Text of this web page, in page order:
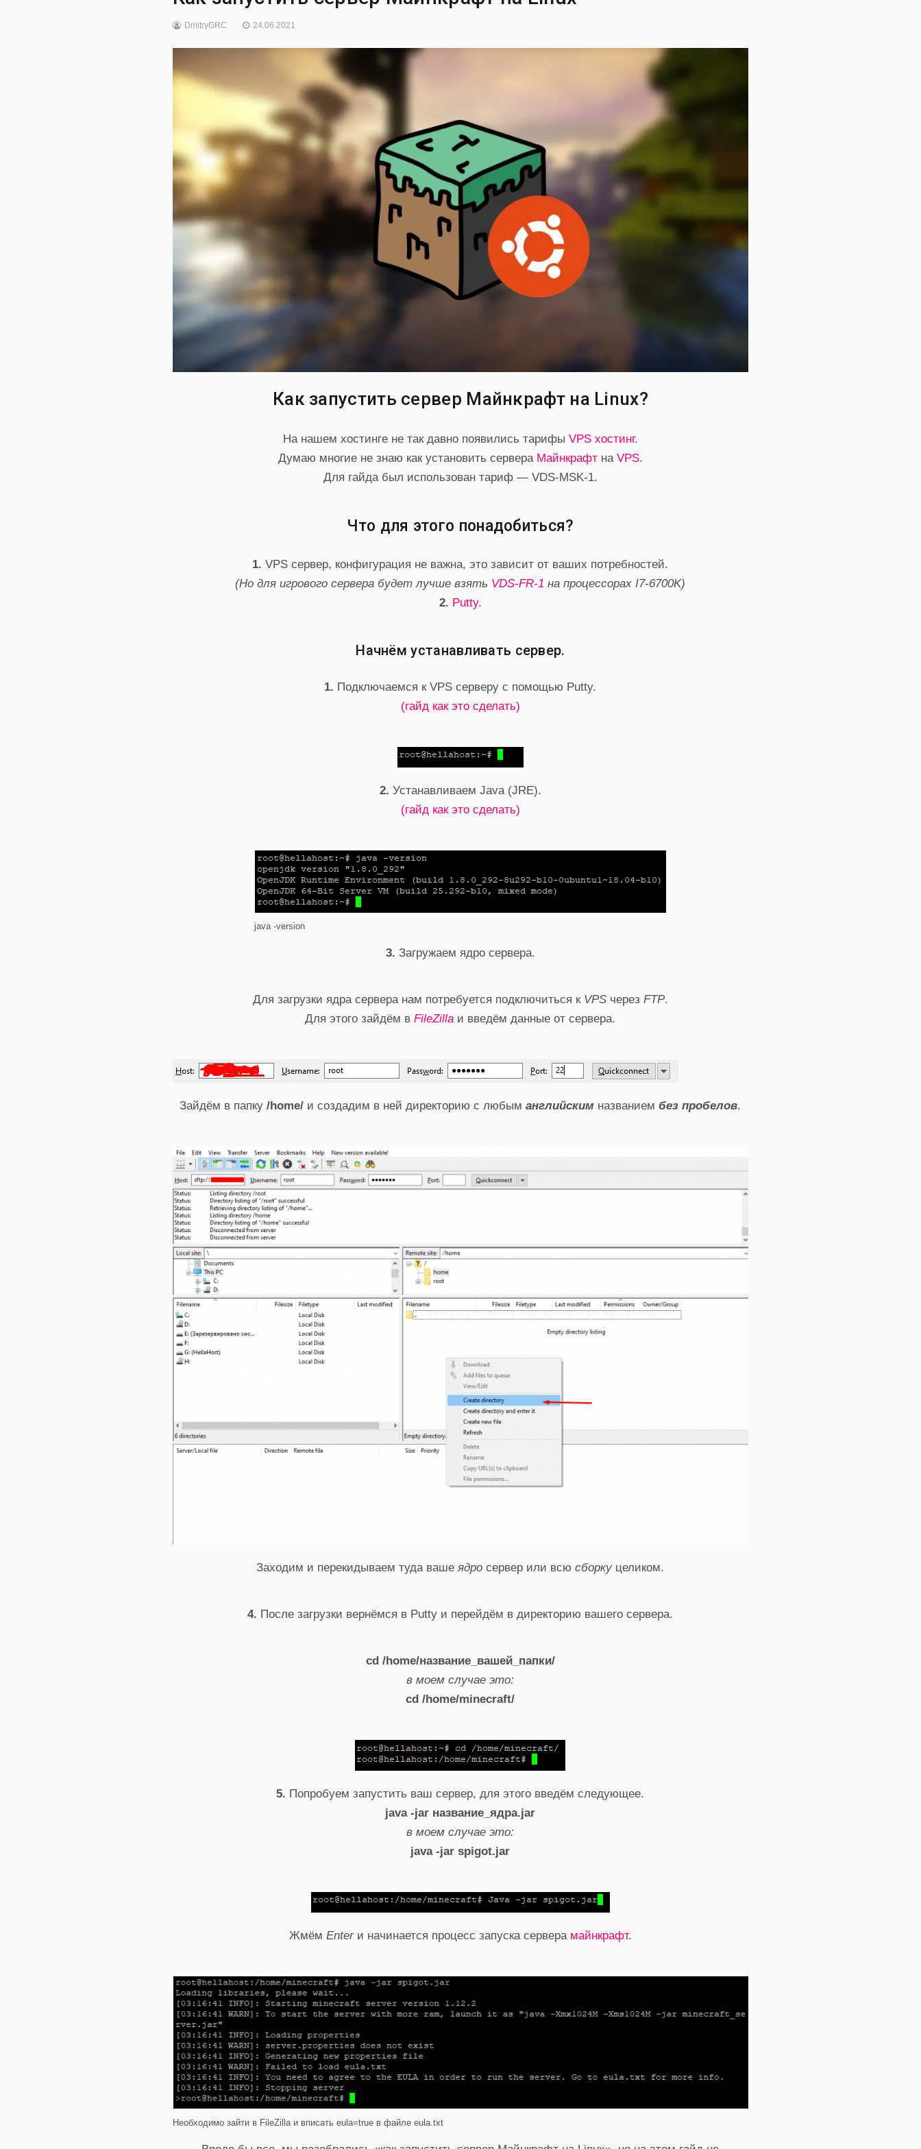
DmitryGRC 24.06.2021
Как запустить сервер Майнкрафт на Linux?
На нашем хостинге не так давно появились тарифы VPS хостинг.
Думаю многие не знаю как установить сервера Майнкрафтна VPS.
Для гайда был использован тариф — VDS-MSK-1.
Что для этого понадобиться?
1. VPS сервер, конфигурация не важна, это зависит от ваших потребностей.
(Но для игрового сервера будет лучше взять VDS-FR-1 на процессорах I7-6700K)
2. Putty.
Начнём устанавливать сервер.
1. Подключаемся к VPS серверу с помощью Putty.
(гайд как это сделать)
2. Устанавливаем Java (JRE).
(гайд как это сделать)
java -version
3. Загружаем ядро сервера.
Для загрузки ядра сервера нам потребуется подключиться к VPSчерез FTP.
Для этого зайдём вFileZilla и введём данные от сервера.
Зайдём в папку/home/ и создадим в ней директорию с любыманглийским названиембез пробелов.
Заходим и перекидываем туда вашеядро сервер или всюсборку целиком.
4. После загрузки вернёмся в Putty и перейдём в директорию вашего сервера.
cd /home/название_вашей_папки/
в моем случае это:
cd /home/minecraft/
5. Попробуем запустить ваш сервер, для этого введём следующее.
java -jar название_ядра.jar
в моем случае это:
java -jar spigot.jar
Жмём Enterи начинается процесс запуска сервера майнкрафт.
Необходимо зайти в FileZilla и вписать eula=true в файле eula.txt